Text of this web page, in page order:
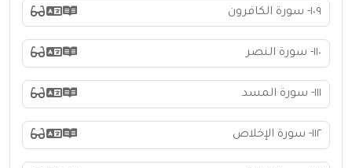
١٠٩- سورة الكافرون
١١٠- سورة النصر
١١١- سورة المسد
١١٢- سورة الإخلاص